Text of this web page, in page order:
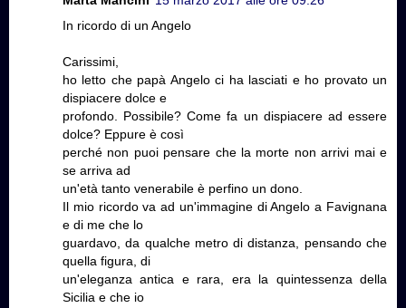
In ricordo di un Angelo
Carissimi,
ho letto che papà Angelo ci ha lasciati e ho provato un
dispiacere dolce e
profondo. Possibile? Come fa un dispiacere ad essere
dolce? Eppure è così
perché non puoi pensare che la morte non arrivi mai e
se arriva ad
un'età tanto venerabile è perfino un dono.
Il mio ricordo va ad un'immagine di Angelo a Favignana
e di me che lo
guardavo, da qualche metro di distanza, pensando che
quella figura, di
un'eleganza antica e rara, era la quintessenza della
Sicilia e che io